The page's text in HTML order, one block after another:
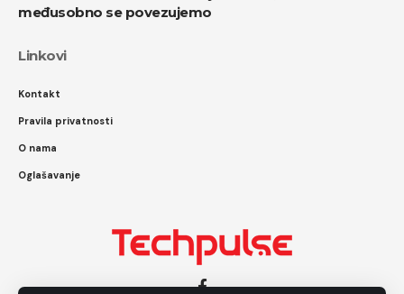
međusobno se povezujemo
Linkovi
Kontakt
Pravila privatnosti
O nama
Oglašavanje